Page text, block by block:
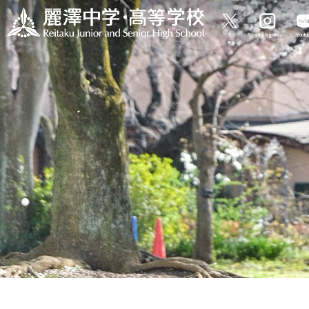
X Instagram